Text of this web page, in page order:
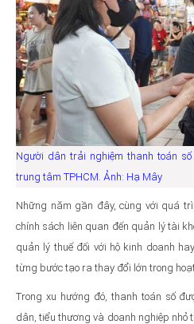
Người dân trải nghiệm thanh toán
trung tâm TPHCM. Ảnh: Hạ Mây
Những năm gần đây, cùng với quá
chính sách liên quan đến quản lý tài
quản lý thuế đối với hộ kinh doanh
từng bước tạo ra thay đổi lớn trong
Trong xu hướng đó, thanh toán số
dân, tiểu thương và doanh nghiệp nhỏ